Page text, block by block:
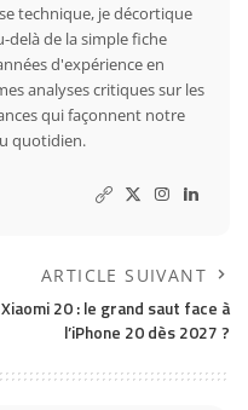
technique, je décortique
delà de la simple fiche
d'expérience en
analyses critiques sur les
qui façonnent notre
quotidien.
ARTICLE SUIVANT
Xiaomi 20 : le grand saut face à
l’iPhone 20 dès 2027 ?